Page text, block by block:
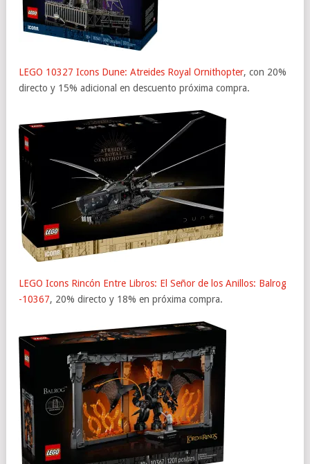
LEGO 10327 Icons Dune: Atreides Royal Ornithopter, con 20%
directo y 15% adicional en descuento próxima compra.
LEGO Icons Rincón Entre Libros: El Señor de los Anillos: Balrog
-10367, 20% directo y 18% en próxima compra.